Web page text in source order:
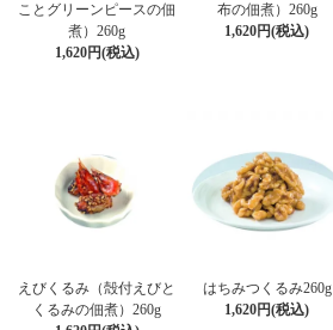
ことグリーンピースの佃
煮）260g
1,620円(税込)
布の佃煮）260g
1,620円(税込)
えびくるみ（殻付えびと
くるみの佃煮）260g
はちみつくるみ260g
1,620円(税込)